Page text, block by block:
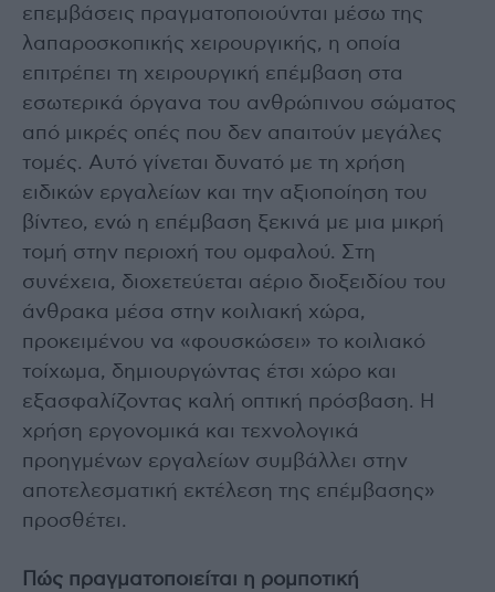
επεμβάσεις πραγματοποιούνται μέσω της
λαπαροσκοπικής χειρουργικής, η οποία
επιτρέπει τη χειρουργική επέμβαση στα
εσωτερικά όργανα του ανθρώπινου σώματος
από μικρές οπές που δεν απαιτούν μεγάλες
τομές. Αυτό γίνεται δυνατό με τη χρήση
ειδικών εργαλείων και την αξιοποίηση του
βίντεο, ενώ η επέμβαση ξεκινά με μια μικρή
τομή στην περιοχή του ομφαλού. Στη
συνέχεια, διοχετεύεται αέριο διοξειδίου του
άνθρακα μέσα στην κοιλιακή χώρα,
προκειμένου να «φουσκώσει» το κοιλιακό
τοίχωμα, δημιουργώντας έτσι χώρο και
εξασφαλίζοντας καλή οπτική πρόσβαση. Η
χρήση εργονομικά και τεχνολογικά
προηγμένων εργαλείων συμβάλλει στην
αποτελεσματική εκτέλεση της επέμβασης»
προσθέτει.
Πώς πραγματοποιείται η ρομποτική